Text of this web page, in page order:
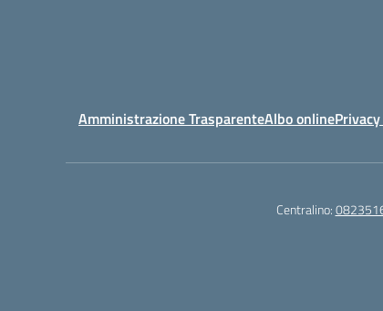
Amministrazione TrasparenteAlbo online
Centralino: